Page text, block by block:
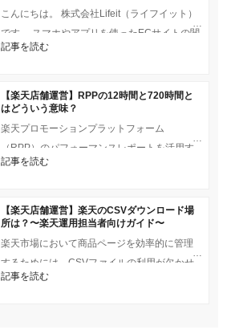
こんにちは。 株式会社Lifeit（ライフイット）
です。 スマホやアプリを使ったECサイトの閲
覧・購入が一般的になったことで、Web
記事を読む
【楽天店舗運営】RPPの12時間と720時間と
はどういう意味？
楽天プロモーションプラットフォーム
（RPP）のパフォーマンスレポートを活用す
ることで、広告の効果を詳細に分析すること
記事を読む
【楽天店舗運営】楽天のCSVダウンロード場
所は？〜楽天運用担当者向けガイド〜
楽天市場において商品ページを効率的に管理
するためには、CSVファイルの利用が欠かせ
ません。この記事では、楽天のCSVダウンロ
記事を読む